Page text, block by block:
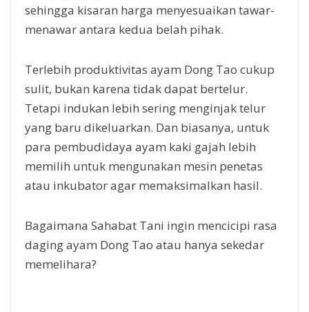
sehingga kisaran harga menyesuaikan tawar-
menawar antara kedua belah pihak.
Terlebih produktivitas ayam Dong Tao cukup
sulit, bukan karena tidak dapat bertelur.
Tetapi indukan lebih sering menginjak telur
yang baru dikeluarkan. Dan biasanya, untuk
para pembudidaya ayam kaki gajah lebih
memilih untuk mengunakan mesin penetas
atau inkubator agar memaksimalkan hasil.
Bagaimana Sahabat Tani ingin mencicipi rasa
daging ayam Dong Tao atau hanya sekedar
memelihara?